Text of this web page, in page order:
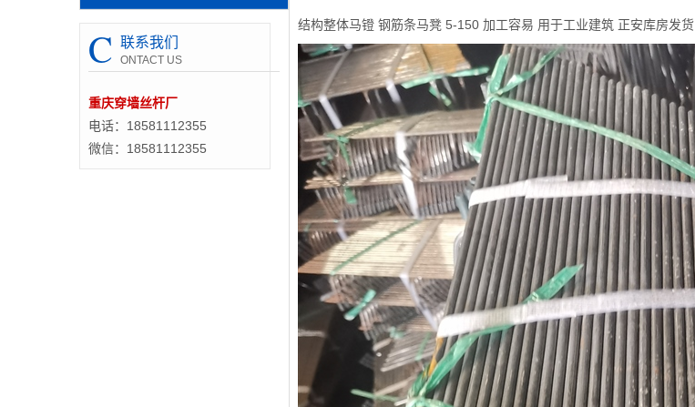
C 联系我们
ONTACT US
重庆穿墙丝杆厂
电话：18581112355
微信：18581112355
结构整体马镫 钢筋条马凳 5-150 加工容易 用于工业建筑 正安库房发货